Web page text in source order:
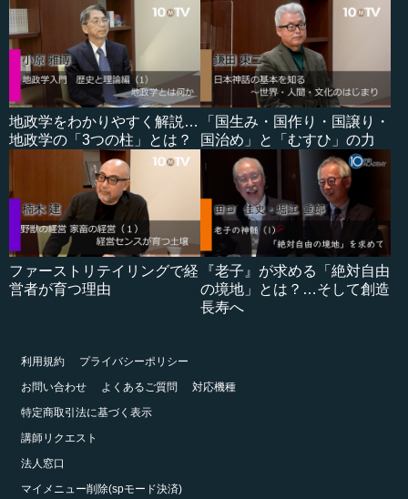
地政学をわかりやすく解説…
地政学の「3つの柱」とは？
「国生み・国作り・国譲り・
国治め」と「むすひ」の力
ファーストリテイリングで経
営者が育つ理由
『老子』が求める「絶対自由
の境地」とは？…そして創造
長寿へ
利用規約
プライバシーポリシー
お問い合わせ
よくあるご質問
対応機種
特定商取引法に基づく表示
講師リクエスト
法人窓口
マイメニュー削除(spモード決済)